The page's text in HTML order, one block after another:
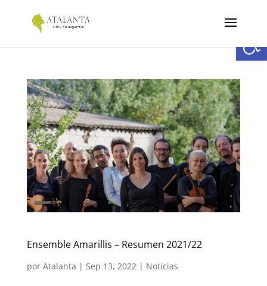
Ensemble Amarillis – Resumen 2021/22
por Atalanta | Sep 13, 2022| Noticias